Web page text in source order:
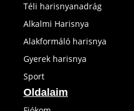
Téli harisnyanadrág
Alkalmi Harisnya
Alakformáló harisnya
Gyerek harisnya
Sport
Oldalaim